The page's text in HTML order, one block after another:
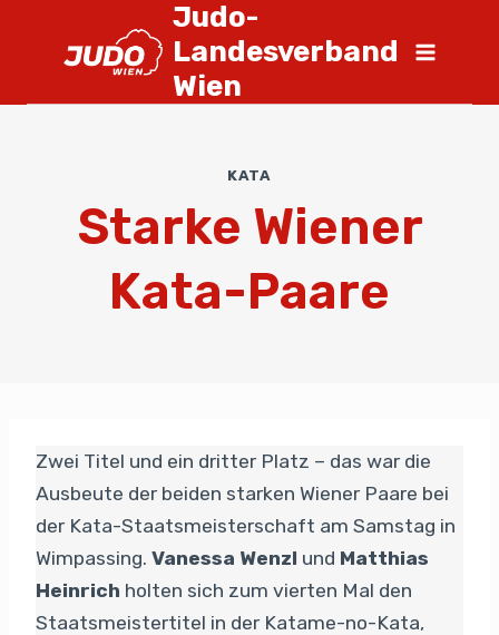
Judo-
Landesverband
Wien
KATA
Starke Wiener
Kata-Paare
Zwei Titel und ein dritter Platz – das war die
Ausbeute der beiden starken Wiener Paare bei
der Kata-Staatsmeisterschaft am Samstag in
Wimpassing. Vanessa Wenzl und Matthias
Heinrich holten sich zum vierten Mal den
Staatsmeistertitel in der Katame-no-Kata,